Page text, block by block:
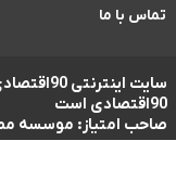
تماس با ما
سایت
90اقتصادی است
صاحب امتیاز: موسسه